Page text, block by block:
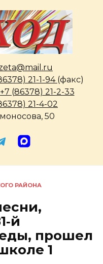
21-1-94 (факс)
+7 (86378) 21-2-33
21-4-02
50
РАЙОНА
прошел
1